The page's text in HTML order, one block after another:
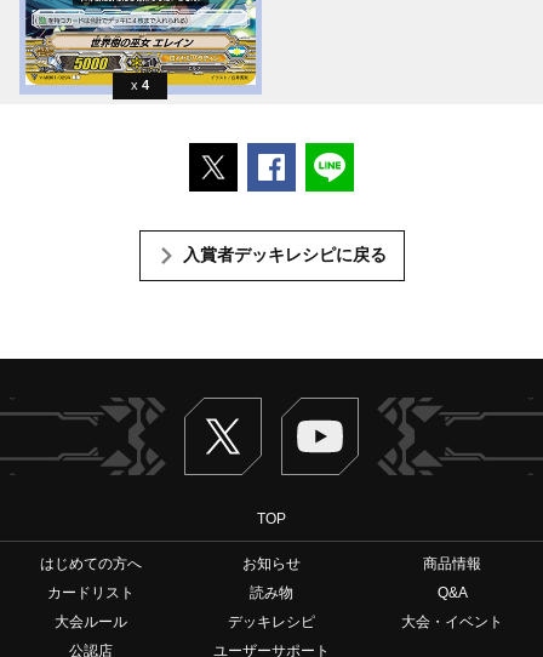
4
ポストするFacebookでシェアする
入賞者デッキレシピに戻る
Twitter ヴァンガードch
TOP
はじめての方へ お知らせ
商品情報
カードリスト
読み物
Q&A
大会ルール
デッキレシピ
大会・イベント
公認店
ユーザーサポート